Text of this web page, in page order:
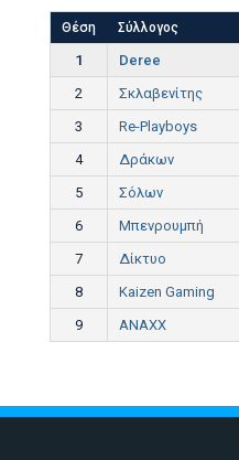
Θέση Σύλλογος
1 Deree
2
Σκλαβενίτης
3
Re-Playboys
4
Δράκων
5
Σόλων
6
Μπενρουμπή
7
Δίκτυο
8
Kaizen Gaming
9
ANAXX